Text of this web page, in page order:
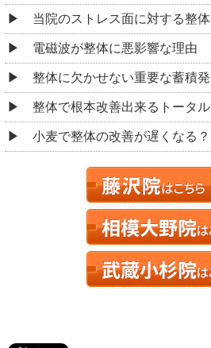
当院のストレス面に対する整
電磁波が整体に悪影響な理由
整体に欠かせない重要な蓄積
整体で根本改善出来るトータ
小麦で整体の改善が遅くなる？